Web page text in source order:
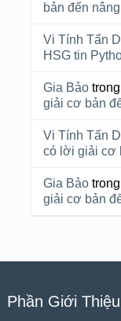
bản đến
Vi Tính Tấn
HSG tin
Gia Bảotrong
giải cơ bản
Vi Tính Tấn
có lời giải cơ
Gia Bảotrong
giải cơ bản
Phần Giới